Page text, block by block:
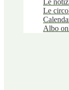
Le
Le
Albo